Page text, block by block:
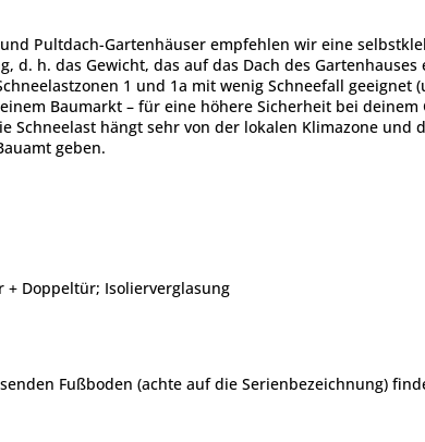
Pultdach-Gartenhäuser empfehlen wir eine
d. h. das Gewicht, das auf das Dach des
1 und 1a mit wenig Schneefall
Baumarkt – für eine höhere Sicherheit bei
Schneelast hängt sehr von der lokalen Klimazone
geben.
Doppeltür; Isolierverglasung
Fußboden (achte auf die Serienbezeichnung)